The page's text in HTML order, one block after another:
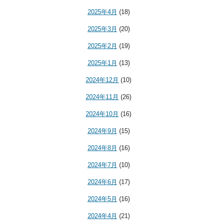
2025年4月 (18)
2025年3月 (20)
2025年2月 (19)
2025年1月 (13)
2024年12月 (10)
2024年11月 (26)
2024年10月 (16)
2024年9月 (15)
2024年8月 (16)
2024年7月 (10)
2024年6月 (17)
2024年5月 (16)
2024年4月 (21)